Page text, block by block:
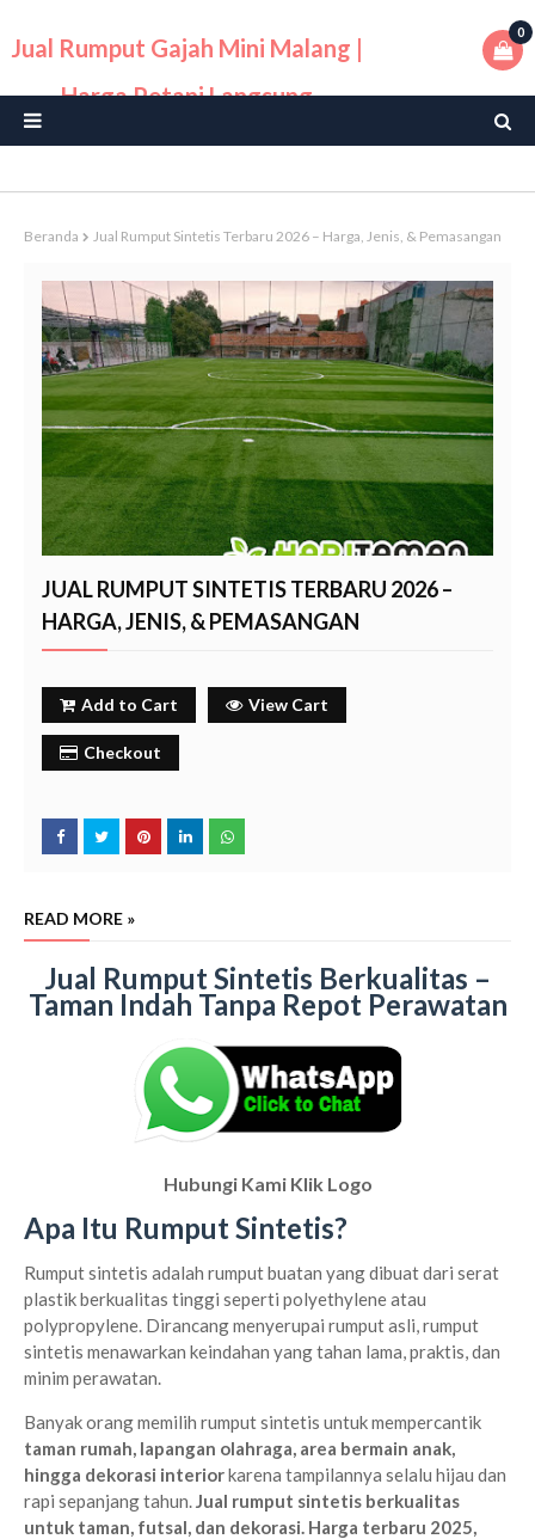
Jual Rumput Gajah Mini Malang |
Harga Petani Langsung
0
Beranda Jual Rumput Sintetis Terbaru 2026 – Harga, Jenis, & Pemasangan
JUAL RUMPUT SINTETIS TERBARU 2026 –
HARGA, JENIS, & PEMASANGAN
Add to Cart View Cart
Checkout
READ MORE »
Jual Rumput Sintetis Berkualitas –
Taman Indah Tanpa Repot Perawatan
Hubungi Kami Klik Logo
Apa Itu Rumput Sintetis?
Rumput sintetis adalah rumput buatan yang dibuat dari serat
plastik berkualitas tinggi seperti polyethylene atau
polypropylene. Dirancang menyerupai rumput asli, rumput
sintetis menawarkan keindahan yang tahan lama, praktis, dan
minim perawatan.
Banyak orang memilih rumput sintetis untuk mempercantik
taman rumah, lapangan olahraga, area bermain anak,
hingga dekorasi interiorkarena tampilannya selalu hijau dan
rapi sepanjang tahun.Jual rumput sintetis berkualitas
untuk taman, futsal, dan dekorasi. Harga terbaru 2025,